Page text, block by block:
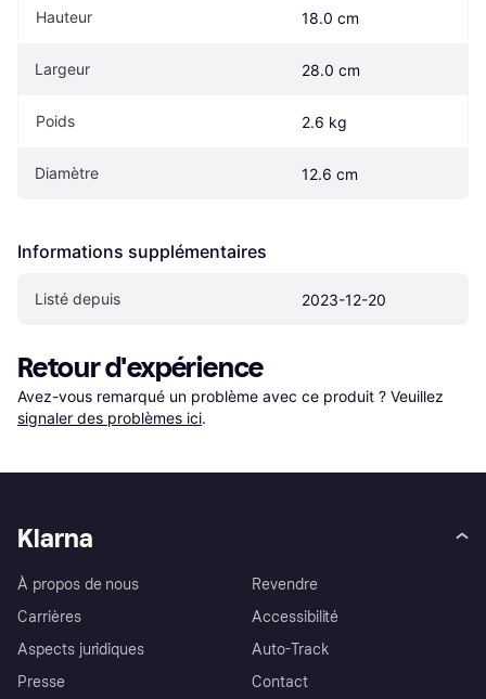
Hauteur 18.0 cm
Largeur 28.0 cm
Poids 2.6 kg
Diamètre 12.6 cm
Informations supplémentaires
Listé depuis 2023-12-20
Retour d'expérience
Avez-vous remarqué un problème avec ce produit ? Veuillez
signaler des problèmes ici.
Klarna
À propos de nous
Carrières
Aspects juridiques
Presse
Revendre
Accessibilité
Auto-Track
Contact